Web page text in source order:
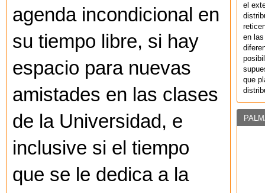
agenda incondicional en
su tiempo libre, si hay
espacio para nuevas
amistades en las clases
de la Universidad, e
inclusive si el tiempo
que se le dedica a la
el
en
que